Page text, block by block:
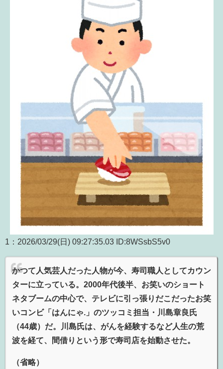
1：2026/03/29(日) 09:27:35.03 ID:8WSsbS5v0
かつて人気芸人だった人物が今、寿司職人としてカウン
ターに立っている。2000年代後半、お笑いのショート
ネタブームの中心で、テレビに引っ張りだこだったお笑
いコンビ「はんにゃ.」のツッコミ担当・川島章良氏
（44歳）だ。川島氏は、がんを経験するなど人生の荒
波を経て、間借りという形で寿司店を始動させた。
（省略）